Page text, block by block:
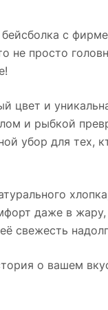
с
не просто
цвет и
и рыбкой
убор для тех,
даже в жару,
свежесть
о вашем